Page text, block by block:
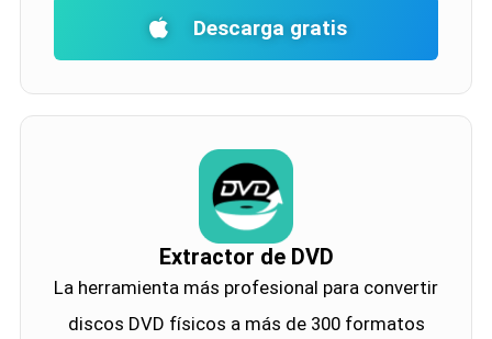
Descarga gratis
Extractor de DVD
La herramienta más profesional para convertir
discos DVD físicos a más de 300 formatos